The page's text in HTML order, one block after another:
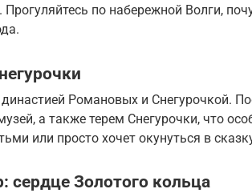
Прогуляйтесь по набережной Волги,
династией Романовых и Снегурочкой.
а также терем Снегурочки, что
или просто хочет окунуться в
сердце Золотого кольца